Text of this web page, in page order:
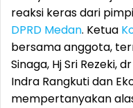
reaksi keras dari
DPRD Medan. Ketua
bersama anggota,
Sinaga, Hj Sri Rezeki,
Indra Rangkuti dan
mempertanyakan